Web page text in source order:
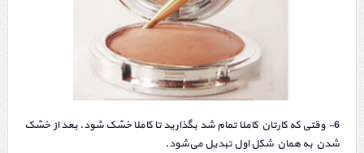
6- وقتی که کارتان کاملا تمام شد بگذارید تا کاملا خشک شود. بعد از خشک
شدن به همان شکل اول تبدیل می‌شود.